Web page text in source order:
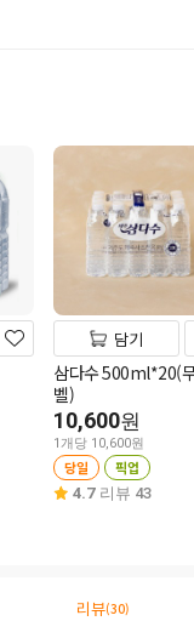
담기
삼다수 500ml*20(
벨)
10,600원
1개당 10,600원
당일 픽업
4.7 리뷰 43
리뷰(30)